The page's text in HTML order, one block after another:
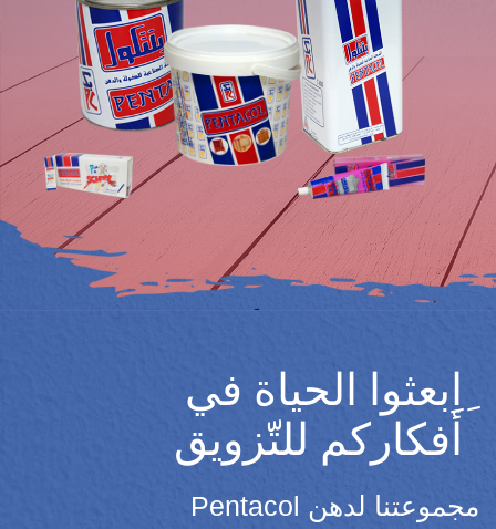
ِاِبعثوا الحياة في
أفكاركم للتّزويق
مجموعتنا لدهن Pentacol